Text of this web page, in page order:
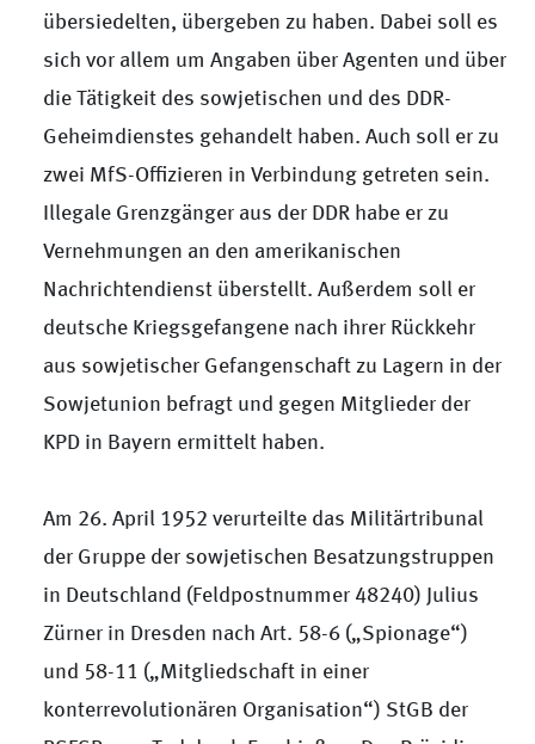
übersiedelten, übergeben zu haben. Dabei soll es
sich vor allem um Angaben über Agenten und über
die Tätigkeit des sowjetischen und des DDR-
Geheimdienstes gehandelt haben. Auch soll er zu
zwei MfS-Offizieren in Verbindung getreten sein.
Illegale Grenzgänger aus der DDR habe er zu
Vernehmungen an den amerikanischen
Nachrichtendienst überstellt. Außerdem soll er
deutsche Kriegsgefangene nach ihrer Rückkehr
aus sowjetischer Gefangenschaft zu Lagern in der
Sowjetunion befragt und gegen Mitglieder der
KPD in Bayern ermittelt haben.
Am 26. April 1952 verurteilte das Militärtribunal
der Gruppe der sowjetischen Besatzungstruppen
in Deutschland (Feldpostnummer 48240) Julius
Zürner in Dresden nach Art. 58-6 („Spionage“)
und 58-11 („Mitgliedschaft in einer
konterrevolutionären Organisation“) StGB der